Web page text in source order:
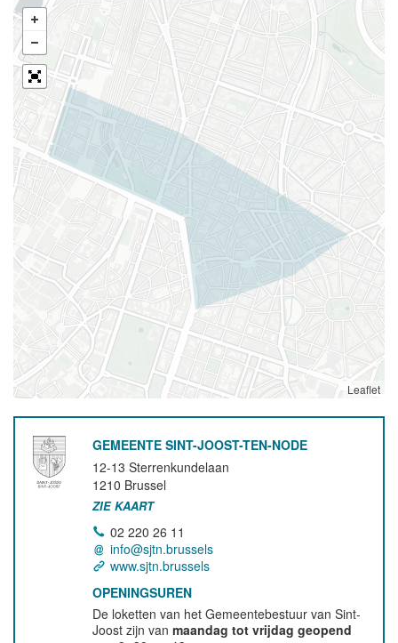
Leaflet
GEMEENTE SINT-JOOST-TEN-NODE
12-13 Sterrenkundelaan
1210 Brussel
ZIE KAART
02 220 26 11
info@sjtn.brussels
www.sjtn.brussels
OPENINGSUREN
De loketten van het Gemeentebestuur van Sint-
Joost zijn vanmaandag tot vrijdag geopend